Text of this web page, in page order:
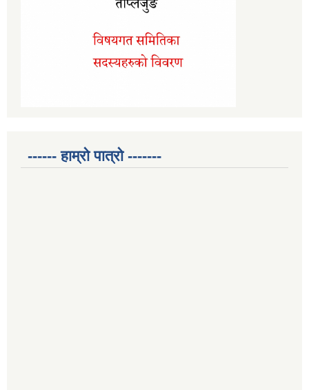
------ हाम्रो पात्रो -------